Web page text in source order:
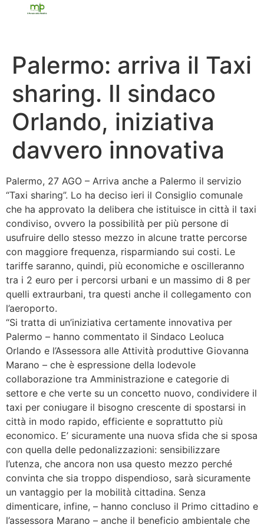
Palermo: arriva il Taxi
sharing. Il sindaco
Orlando, iniziativa
davvero innovativa
Palermo, 27 AGO – Arriva anche a Palermo il servizio
“Taxi sharing”. Lo ha deciso ieri il Consiglio comunale
che ha approvato la delibera che istituisce in città il taxi
condiviso, ovvero la possibilità per più persone di
usufruire dello stesso mezzo in alcune tratte percorse
con maggiore frequenza, risparmiando sui costi. Le
tariffe saranno, quindi, più economiche e oscilleranno
tra i 2 euro per i percorsi urbani e un massimo di 8 per
quelli extraurbani, tra questi anche il collegamento con
l’aeroporto.
“Si tratta di un’iniziativa certamente innovativa per
Palermo – hanno commentato il Sindaco Leoluca
Orlando e l’Assessora alle Attività produttive Giovanna
Marano – che è espressione della lodevole
collaborazione tra Amministrazione e categorie di
settore e che verte su un concetto nuovo, condividere il
taxi per coniugare il bisogno crescente di spostarsi in
città in modo rapido, efficiente e soprattutto più
economico. E’ sicuramente una nuova sfida che si sposa
con quella delle pedonalizzazioni: sensibilizzare
l’utenza, che ancora non usa questo mezzo perché
convinta che sia troppo dispendioso, sarà sicuramente
un vantaggio per la mobilità cittadina. Senza
dimenticare, infine, – hanno concluso il Primo cittadino e
l’assessora Marano – anche il beneficio ambientale che